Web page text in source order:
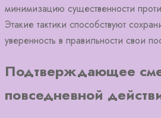
минимизацию существенности
Этакие тактики способствуют
уверенность в правильности свои
Подтверждающее
повседневной